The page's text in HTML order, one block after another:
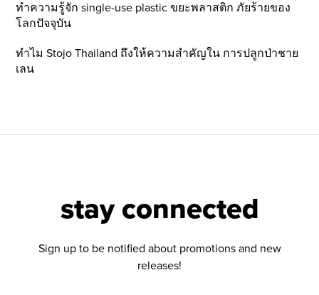
ทำความรู้จัก single-use plastic ขยะพลาสติก ภัยร้ายของ
โลกปัจจุบัน
ทำไม Stojo Thailand ถึงให้ความสำคัญใน การปลูกป่าชาย
เลน
stay connected
Sign up to be notified about promotions and new
releases!